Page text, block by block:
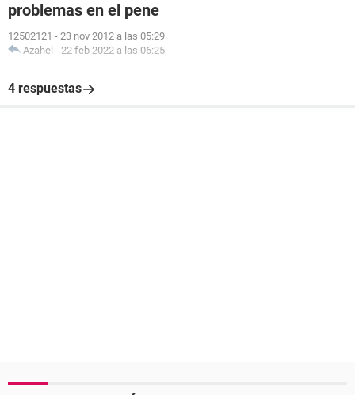
problemas en el pene
12502121 - 23 nov 2012 a las 05:29
Azahel - 22 feb 2022 a las 06:25
4 respuestas